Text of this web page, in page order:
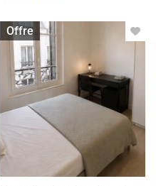
Offre
Chambre à louer